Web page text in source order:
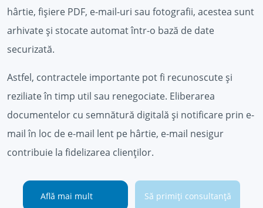
hârtie, fișiere PDF, e-mail-uri sau fotografii, acestea sunt
arhivate și stocate automat într-o bază de date
securizată.
Astfel, contractele importante pot fi recunoscute și
reziliate în timp util sau renegociate. Eliberarea
documentelor cu semnătură digitală și notificare prin e-
mail în loc de e-mail lent pe hârtie, e-mail nesigur
contribuie la fidelizarea clienților.
Află mai mult Să primiți consultanță